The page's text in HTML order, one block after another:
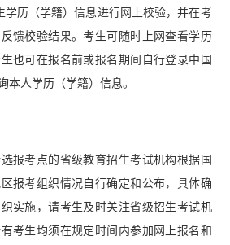
学历（学籍）信息进行网上校验，并在考
馈校验结果。考生可随时上网查看学历
生也可在报名前或报名期间自行登录中国
本人学历（学籍）信息。
报考点的省级教育招生考试机构根据国
报考组织情况自行确定和公布，具体确
实施，请考生及时关注省级招生考试机
考生均须在规定时间内参加网上报名和